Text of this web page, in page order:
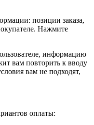
позиции заказа,
Нажмите
информацию
вам повторить к вводу
вам не подходят,
оплаты: